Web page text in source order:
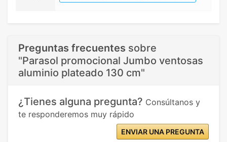
Preguntas frecuentes sobre
"Parasol promocional Jumbo ventosas
aluminio plateado 130 cm"
¿Tienes alguna pregunta? Consúltanos y
te responderemos muy rápido
ENVIAR UNA PREGUNTA